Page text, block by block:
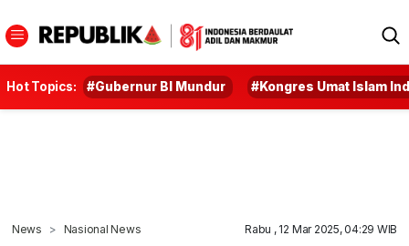
Hot Topics: #Gubernur BI Mundur #Kongres Umat Islam
News Nasional News Rabu , 12 Mar 2025, 04:29 WIB